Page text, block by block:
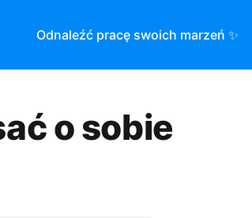
Odnaleźć pracę swoich marzeń ✨
o sobie